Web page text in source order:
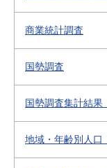
商業統計調査
国勢調査
国勢調査集計結果
地域・年齢別人口